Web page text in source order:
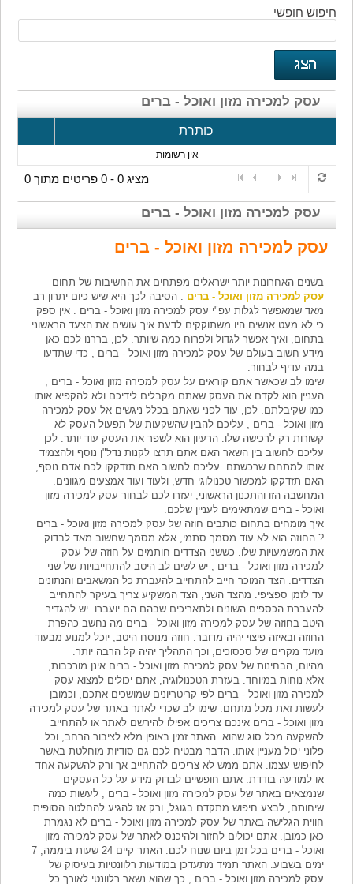
חיפוש חופשי
עסק למכירה מזון ואוכל - ברים
כותרת
אין רשומות
מציג 0 - 0 פריטים מתוך 0
עסק למכירה מזון ואוכל - ברים
עסק למכירה מזון ואוכל - ברים
בשנים האחרונות יותר ישראלים מפתחים את החשיבות של תחום
עסק למכירה מזון ואוכל - ברים . הסיבה לכך היא שיש כיום יתרון רב
מאד שמאפשר לגלות עפ"י עסק למכירה מזון ואוכל - ברים . אין ספק
כי לא מעט אנשים היו משתוקקים לדעת איך עושים את הצעד הראשוני
בתחום, ואיך אפשר לגדול ולפרוח כמה שיותר. לכן, בררנו לכם כאן
מידע חשוב בעולם של עסק למכירה מזון ואוכל - ברים , כדי שתדעו
במה עדיף לבחור.
שימו לב שכאשר אתם קוראים על עסק למכירה מזון ואוכל - ברים ,
העניין הוא לקדם את העסק שאתם מקבלים לידיכם ולא להקפיא אותו
כמו שקיבלתם. לכן, עוד לפני שאתם בכלל ניגשים אל עסק למכירה
מזון ואוכל - ברים , עליכם להבין שהשקעות של תפעול העסק לא
קשורות רק לרכישה שלו. הרעיון הוא לשפר את העסק עוד יותר. לכן
עליכם לחשוב בין השאר האם אתם תרצו לקנות נדל"ן נוסף ולהצמיד
אותו למתחם שרכשתם. עליכם לחשוב האם תזדקקו לכח אדם נוסף,
האם תזדקקו למכשור טכנולוגי חדש, ולעוד ועוד אמצעים מגוונים.
המחשבה הזו והתכנון הראשוני, יעזרו לכם לבחור עסק למכירה מזון
ואוכל - ברים שמתאימים לעניין שלכם.
איך מומחים בתחום כותבים חוזה של עסק למכירה מזון ואוכל - ברים
? החוזה הוא לא עוד מסמך סתמי, אלא מסמך שחשוב מאד לבדוק
את המשמעויות שלו. כששני הצדדים חותמים על חוזה של עסק
למכירה מזון ואוכל - ברים , יש לשים לב היטב להתחייבויות של שני
הצדדים. הצד המוכר חייב להתחייב להעברת כל המשאבים והנתונים
עד לזמן ספציפי. מהצד השני, הצד המשקיע צריך בעיקר להתחייב
להעברת הכספים השונים ולתאריכים שבהם הם יועברו. יש להגדיר
היטב בחוזה של עסק למכירה מזון ואוכל - ברים מה נחשב כהפרת
החוזה ובאיזה פיצוי יהיה מדובר. חוזה מנוסח היטב, יוכל למנוע מבעוד
מועד מקרים של סכסוכים, וכך התהליך יהיה קל הרבה יותר.
מהיום, הבחינות של עסק למכירה מזון ואוכל - ברים אינן מורכבות,
אלא נוחות במיוחד. בעזרת הטכנולוגיה, אתם יכולים למצוא עסק
למכירה מזון ואוכל - ברים לפי קריטריונים שמושכים אתכם, וכמובן
לעשות זאת מכל מתחם. שימו לב שכדי לאתר באתר של עסק למכירה
מזון ואוכל - ברים אינכם צריכים אפילו להירשם לאתר או להתחייב
להשקעה מכל סוג שהוא. האתר זמין באופן מלא לציבור הרחב, וכל
פלוני יכול מעניין אותו. הדבר מבטיח לכם גם סודיות מוחלטת באשר
לחיפוש עצמו. אתם ממש לא צריכים להתחייב אך ורק להשקעה אחד
או למודעה בודדת. אתם חופשיים לבדוק מידע על כל העסקים
שנמצאים באתר של עסק למכירה מזון ואוכל - ברים , לעשות כמה
שיחותם, לבצע חיפוש מתקדם בגוגל, ורק אז להגיע להחלטה הסופית.
חווית הגלישה באתר של עסק למכירה מזון ואוכל - ברים לא נגמרת
כאן כמובן. אתם יכולים לחזור ולהיכנס לאתר של עסק למכירה מזון
ואוכל - ברים בכל זמן ביום שנוח לכם. האתר קיים 24 שעות ביממה, 7
ימים בשבוע. האתר תמיד מתעדכן במודעות רלוונטיות בעיסוק של
עסק למכירה מזון ואוכל - ברים , כך שהוא נשאר רלוונטי לאורך כל